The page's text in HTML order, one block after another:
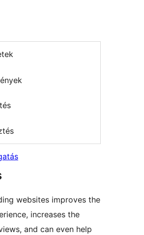
websites improves the
increases the
and can even help